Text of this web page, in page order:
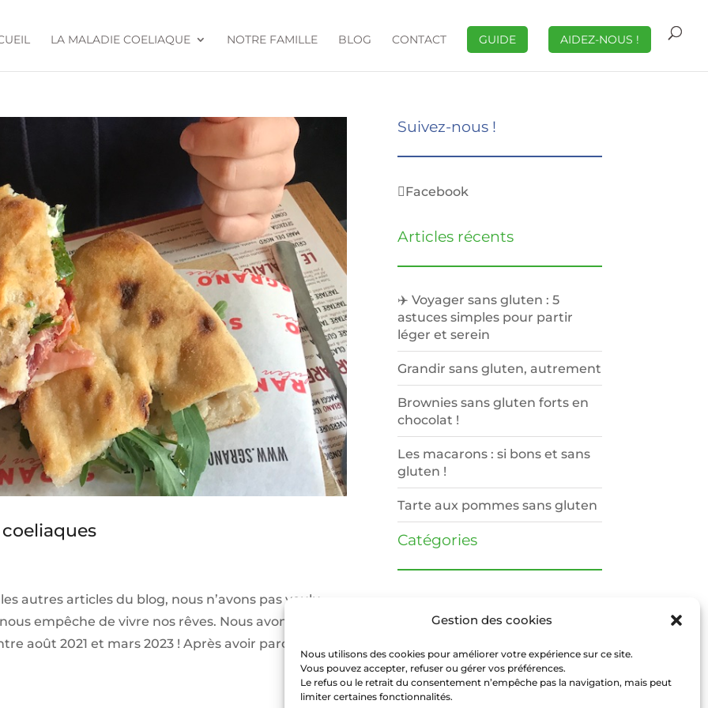
Gestion des cookies
Nous utilisons des cookies pour améliorer votre expérience sur ce site.
Vous pouvez accepter, refuser ou gérer vos préférences.
Le refus ou le retrait du consentement n’empêche pas la navigation, mais peut
limiter certaines fonctionnalités.
LA MALADIE COELIAQUE NOTRE FAMILLE BLOG CONTACT GUIDE AIDEZ-NOUS !
autres articles du blog, nous n’avons pas voulu
empêche de vivre nos rêves. Nous avons donc
août 2021 et mars 2023 ! Après avoir parcouru...
Suivez-nous !
Facebook
Articles récents
✈️ Voyager sans gluten : 5
astuces simples pour partir
léger et serein
Grandir sans gluten, autrement
Brownies sans gluten forts en
chocolat !
Les macarons : si bons et sans
gluten !
Tarte aux pommes sans gluten
Catégories
Recettes(9)
Voyages(10)